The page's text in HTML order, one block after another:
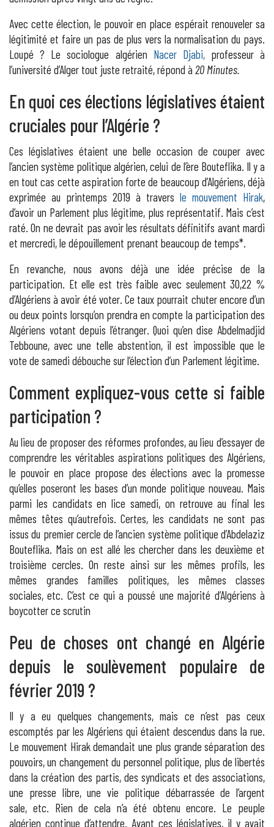
Avec cette élection, le pouvoir en place espérait renouveler sa
légitimité et faire un pas de plus vers la normalisation du pays.
Loupé ? Le sociologue algérien Nacer Djabi,professeur à
l’université d’Alger tout juste retraité, répond à 20 Minutes.
En quoi ces élections législatives étaient
cruciales pour l’Algérie ?
Ces législatives étaient une belle occasion de couper avec
l’ancien système politique algérien, celui de l’ère Bouteflika. Il y a
en tout cas cette aspiration forte de beaucoup d’Algériens, déjà
exprimée au printemps 2019 à travers le mouvement Hirak,
d’avoir un Parlement plus légitime, plus représentatif. Mais c’est
raté. On ne devrait pas avoir les résultats définitifs avant mardi
et mercredi, le dépouillement prenant beaucoup de temps*.
En revanche, nous avons déjà une idée précise de la
participation. Et elle est très faible avec seulement 30,22 %
d’Algériens à avoir été voter. Ce taux pourrait chuter encore d’un
ou deux points lorsqu’on prendra en compte la participation des
Algériens votant depuis l’étranger. Quoi qu’en dise Abdelmadjid
Tebboune, avec une telle abstention, il est impossible que le
vote de samedi débouche sur l’élection d’un Parlement légitime.
Comment expliquez-vous cette si faible
participation ?
Au lieu de proposer des réformes profondes, au lieu d’essayer de
comprendre les véritables aspirations politiques des Algériens,
le pouvoir en place propose des élections avec la promesse
qu’elles poseront les bases d’un monde politique nouveau. Mais
parmi les candidats en lice samedi, on retrouve au final les
mêmes têtes qu’autrefois. Certes, les candidats ne sont pas
issus du premier cercle de l’ancien système politique d’Abdelaziz
Bouteflika. Mais on est allé les chercher dans les deuxième et
troisième cercles. On reste ainsi sur les mêmes profils, les
mêmes grandes familles politiques, les mêmes classes
sociales, etc. C’est ce qui a poussé une majorité d’Algériens à
boycotter ce scrutin
Peu de choses ont changé en Algérie
depuis le soulèvement populaire de
février 2019 ?
Il y a eu quelques changements, mais ce n’est pas ceux
escomptés par les Algériens qui étaient descendus dans la rue.
Le mouvement Hirak demandait une plus grande séparation des
pouvoirs, un changement du personnel politique, plus de libertés
dans la création des partis, des syndicats et des associations,
une presse libre, une vie politique débarrassée de l’argent
sale, etc. Rien de cela n’a été obtenu encore. Le peuple
algérien continue d’attendre. Avant ces législatives, il y avait